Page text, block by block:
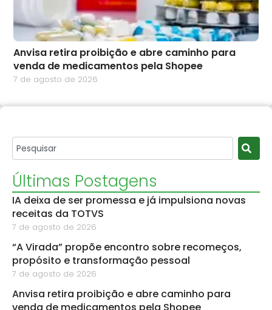
Anvisa retira proibição e abre caminho para
venda de medicamentos pela Shopee
7 de agosto de 2026
Últimas Postagens
IA deixa de ser promessa e já impulsiona novas
receitas da TOTVS
7 de agosto de 2026
“A Virada” propõe encontro sobre recomeços,
propósito e transformação pessoal
7 de agosto de 2026
Anvisa retira proibição e abre caminho para